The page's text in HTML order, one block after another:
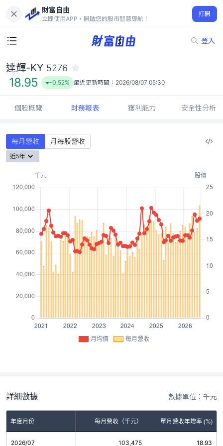
財富自由
立即使用APP，開啟您的股市智慧導航！
打開
登入
18.95
-0.52%
達輝-KY 5276
18.95 -0.52% 最近更新時間： 2026/08/07 05:30
個股概覽 財務報表 獲利能力 安全性分析
每月營收 月每股營收
近5年
月均價 每月營收
詳細數據 數據單位：千元
年度月份 每月營收（千元） 單月營收年增率 (%)
2026/07 103,475 18.93